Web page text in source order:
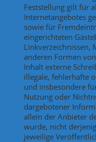
Feststellung gilt für
Internetangebotes
sowie für
eingerichteten
Linkverzeichnissen,
anderen Formen
Inhalt externe
illegale, fehlerhafte
und insbesondere
Nutzung oder
dargebotener
allein der Anbieter
wurde, nicht
jeweilige